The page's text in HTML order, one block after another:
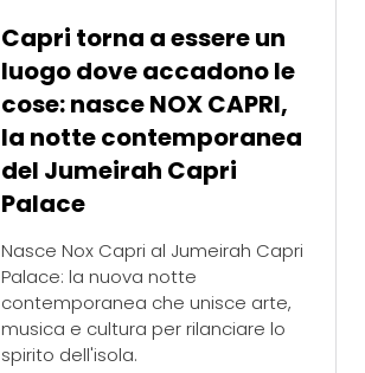
Capri torna a essere un
luogo dove accadono le
cose: nasce NOX CAPRI,
la notte contemporanea
del Jumeirah Capri
Palace
Nasce Nox Capri al Jumeirah Capri
Palace: la nuova notte
contemporanea che unisce arte,
musica e cultura per rilanciare lo
spirito dell'isola.